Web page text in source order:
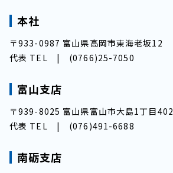
本社
〒933-0987 富山県高岡市東海老坂12
代表 TEL | (0766)25-7050
富山支店
〒939-8025 富山県富山市大島1丁目402
代表 TEL | (076)491-6688
南砺支店